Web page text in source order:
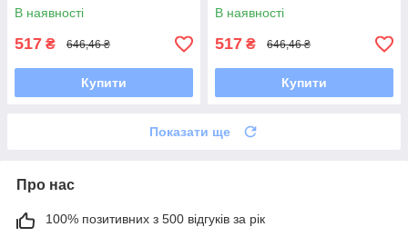
В наявності
517 ₴ 646,46 ₴
Купити
В наявності
517 ₴ 646,46 ₴
Купити
Показати ще
Про нас
100% позитивних з 500 відгуків за рік